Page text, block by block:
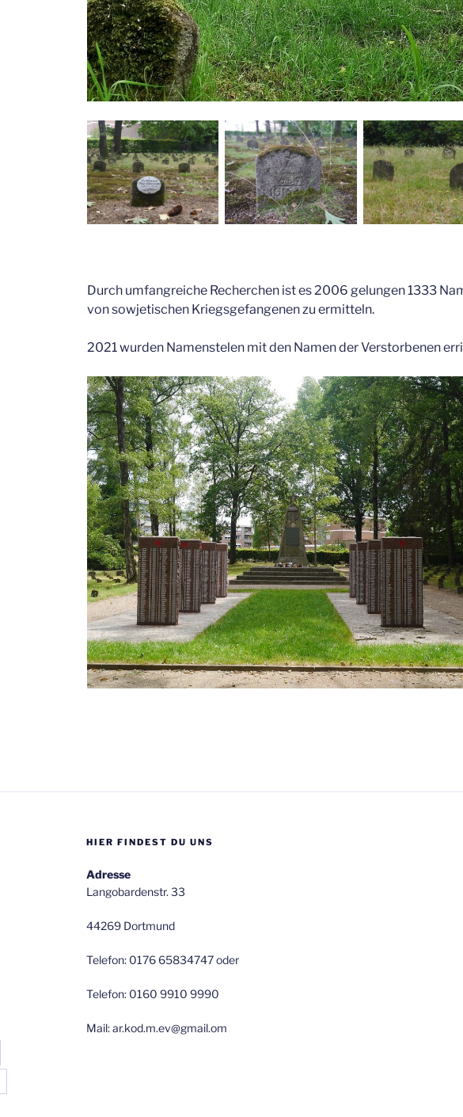
Durch umfangreiche Recherchen ist es 2006 gelungen 1333
von sowjetischen Kriegsgefangenen zu ermitteln.
2021 wurden Namenstelen mit den Namen der Verstorbenen
HIER FINDEST DU UNS
Adresse
Langobardenstr. 33
44269 Dortmund
Telefon: 0176 65834747 oder
Telefon: 0160 9910 9990
Mail: ar.kod.m.ev@gmail.om